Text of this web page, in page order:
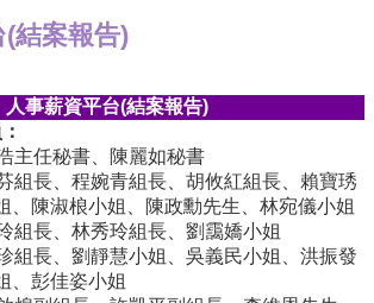
(結案報告)
人事薪資平台(結案報告)
主任秘書、陳麗如秘書
組長、程婉青組長、胡攸紅組長、賴寶琇
、陳淑桹小姐、陳政勳先生、林宛儀小姐
組長、林秀玲組長、劉靄嬌小姐
組長、劉靜慧小姐、吳義民小姐、洪振發
、彭佳姿小姐